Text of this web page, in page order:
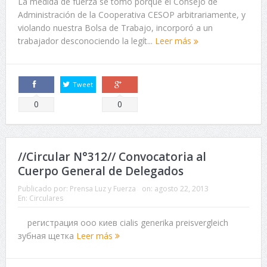
Administración de la Cooperativa CESOP arbitrariamente, y
violando nuestra Bolsa de Trabajo, incorporó a un
trabajador desconociendo la legít... Leer más
Comparte
0
Tweet
Comparte
0
//Circular N°312// Convocatoria al
Cuerpo General de Delegados
Publicado por: Prensa Luz y Fuerza on: agosto 22, 2013
En: Circulares
регистрация ооо киев cialis generika preisvergleich
зубная щетка Leer más